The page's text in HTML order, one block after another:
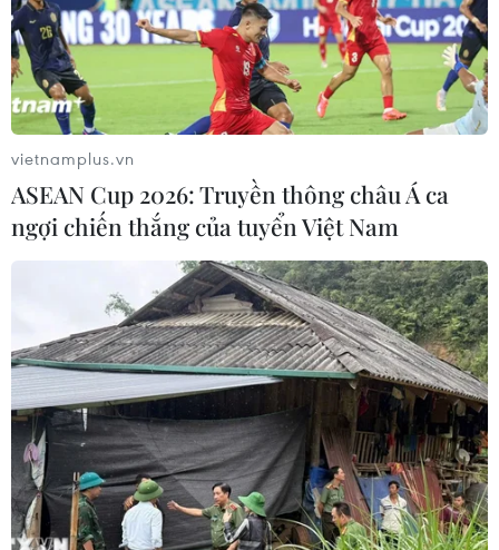
vietnamplus.vn
ASEAN Cup 2026: Truyền thông châu Á ca
ngợi chiến thắng của tuyển Việt Nam